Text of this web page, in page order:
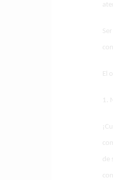
El
1.
de